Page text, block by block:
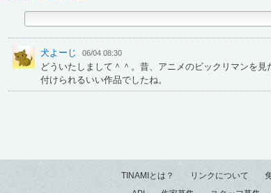
犬よーじ 06/04 08:30
どういたしまして＾＾。昔、アニメのビックリマンを
付けられるいい作品でしたね。
TINAMIとは？ リンクについて